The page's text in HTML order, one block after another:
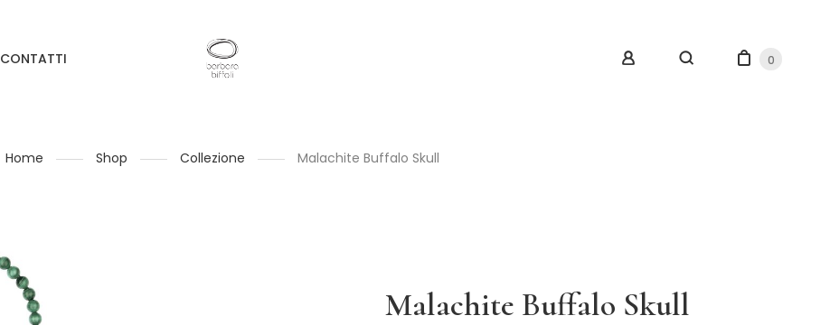
CONTATTI 0
Home Shop Collezione Malachite Buffalo Skull
Malachite Buffalo Skull